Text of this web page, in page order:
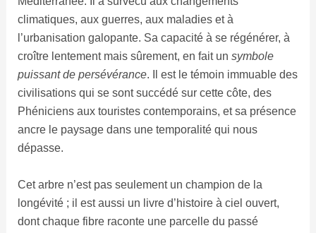
climatiques, aux guerres, aux maladies et à
l’urbanisation galopante. Sa capacité à se régénérer, à
croître lentement mais sûrement, en fait un symbole
puissant de persévérance. Il est le témoin immuable des
civilisations qui se sont succédé sur cette côte, des
Phéniciens aux touristes contemporains, et sa présence
ancre le paysage dans une temporalité qui nous
dépasse.
Cet arbre n’est pas seulement un champion de la
longévité ; il est aussi un livre d’histoire à ciel ouvert,
dont chaque fibre raconte une parcelle du passé